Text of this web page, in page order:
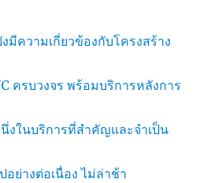
มีความเกี่ยวข้องกับโครงสร้าง
ครบวงจร พร้อมบริการหลังการ
นึ่งในบริการที่สำคัญและจำเป็น
ย่างต่อเนื่อง ไม่ล่าช้า